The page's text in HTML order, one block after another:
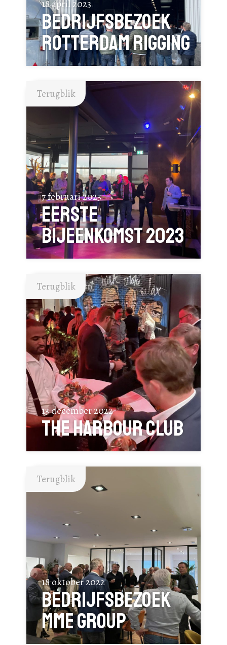
18 april 2023
Bedrijfsbezoek
Rotterdam Rigging
Terugblik
7 februari 2023
Eerste
bijeenkomst 2023
Terugblik
13 december 2022
The Harbour Club
Terugblik
18 oktober 2022
Bedrijfsbezoek
MME Group